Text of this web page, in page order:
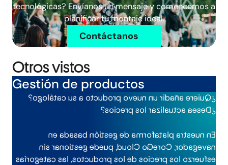
tecnológicas? Envíanos un mensaje y comencemos a
planificar tu montaje ideal.
Contáctanos
Otros vistos
Gestión de productos
¿Quiere añadir un nuevo producto a su catálogo?
¿Desea actualizar los precios?
En
nuestra plataforma de gestión basada en
navegador, CoreGo Cloud, puede
gestionar sin
esfuerzo los precios de los productos, las
categorías